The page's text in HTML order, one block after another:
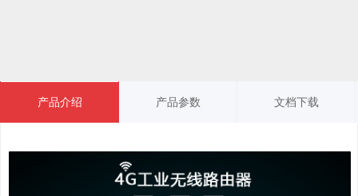
产品介绍 产品参数 文档下载